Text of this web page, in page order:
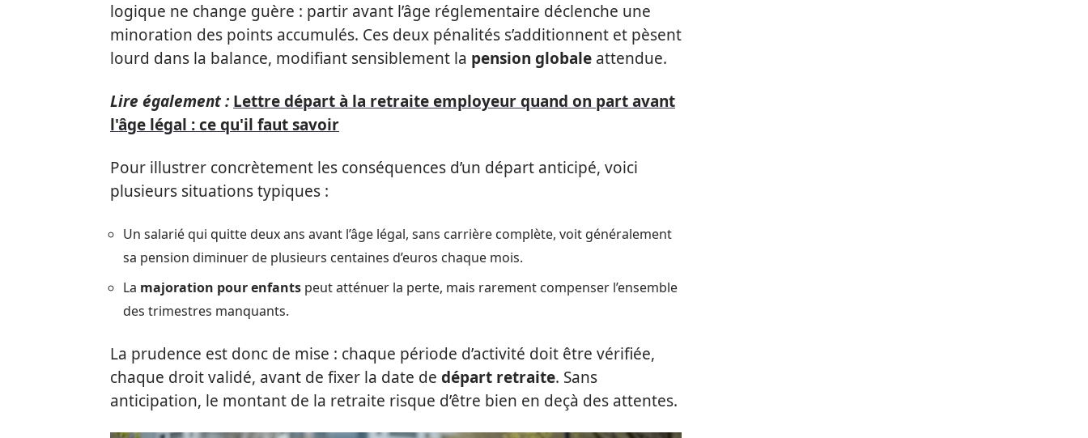
logique ne change guère : partir avant l’âge réglementaire déclenche une
minoration des points accumulés. Ces deux pénalités s’additionnent et pèsent
lourd dans la balance, modifiant sensiblement la pension globale attendue.
Lire également : Lettre départ à la retraite employeur quand on part avant
l'âge légal : ce qu'il faut savoir
Pour illustrer concrètement les conséquences d’un départ anticipé, voici
plusieurs situations typiques :
Un salarié qui quitte deux ans avant l’âge légal, sans carrière complète, voit généralement
sa pension diminuer de plusieurs centaines d’euros chaque mois.
La majoration pour enfants peut atténuer la perte, mais rarement compenser l’ensemble
des trimestres manquants.
La prudence est donc de mise : chaque période d’activité doit être vérifiée,
chaque droit validé, avant de fixer la date de départ retraite. Sans
anticipation, le montant de la retraite risque d’être bien en deçà des attentes.